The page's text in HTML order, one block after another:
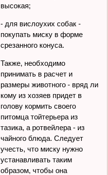
высокая;
- для вислоухих собак -
покупать миску в форме
срезанного конуса.
Также, необходимо
принимать в расчет и
размеры животного - вряд ли
кому из хозяев придет в
голову кормить своего
питомца тойтерьера из
тазика, а ротвейлера - из
чайного блюда. Следует
учесть, что миску нужно
устанавливать таким
образом, чтобы она